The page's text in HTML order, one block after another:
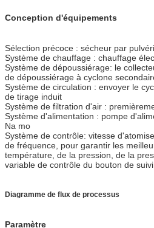
Conception d'équipements
Sélection précoce : sécheur par
Système de chauffage : chauffage
Système de dépoussiérage: le
de dépoussiérage à cyclone
Système de circulation : envoyer le
de tirage induit
Système de filtration d'air :
Système d'alimentation : pompe
Na mo
Système de contrôle: vitesse
de fréquence, pour garantir les
température, de la pression, de la
variable de contrôle du bouton de
Diagramme de flux de processus
Paramètre